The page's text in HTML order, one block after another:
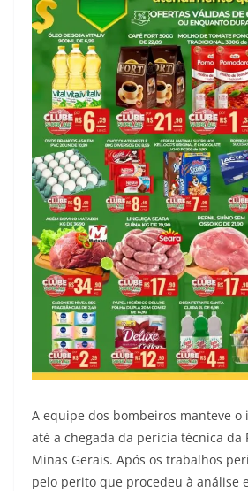
A equipe dos bombeiros manteve o
até a chegada da perícia técnica da
Minas Gerais. Após os trabalhos
pelo perito que procedeu à análise